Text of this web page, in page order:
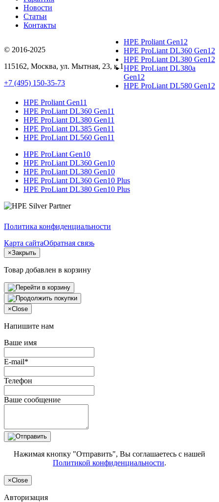
Новости
Статьи
Контакты
© 2016-2025
115162, Москва, ул. Мытная, 23, к.1
+7 (495) 150-35-73
HPE Proliant Gen12
HPE ProLiant DL360 Gen12
HPE ProLiant DL380 Gen12
HPE ProLiant DL380a
Gen12
HPE ProLiant DL580 Gen12
HPE Proliant Gen11
HPE ProLiant DL360 Gen11
HPE ProLiant DL380 Gen11
HPE ProLiant DL385 Gen11
HPE ProLiant DL560 Gen11
HPE ProLiant Gen10
HPE ProLiant DL360 Gen10
HPE ProLiant DL380 Gen10
HPE ProLiant DL360 Gen10 Plus
HPE ProLiant DL380 Gen10 Plus
Политика конфиденциальности
Карта сайтаОбратная связь
×Закрыть
Товар добавлен в корзину
×Close
Напишите нам
Ваше имя
E-mail*
Телефон
Ваше сообщение
Нажимая кнопку "Отправить", Вы соглашаетесь с нашей
Политикой конфиденциальности.
×Close
Авторизация